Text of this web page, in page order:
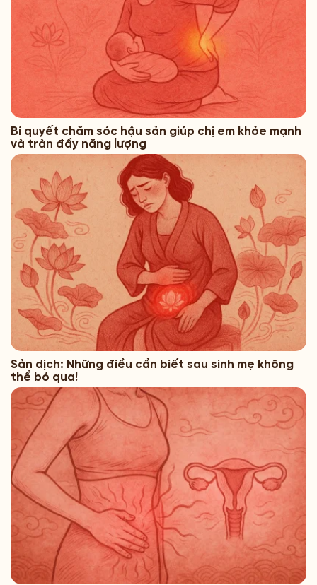
Bí quyết chăm sóc hậu sản giúp chị em khỏe mạnh
và tràn đầy năng lượng
Sản dịch: Những điều cần biết sau sinh mẹ không
thể bỏ qua!